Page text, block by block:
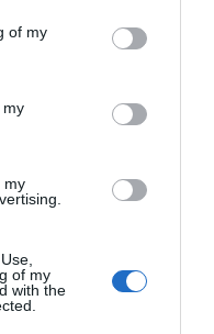
You may click to
its third-party tags to
in below Google
of my
my
my
of my
with the